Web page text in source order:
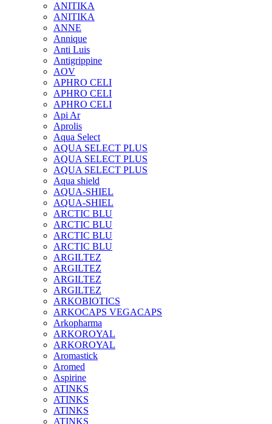
ANITIKA
ANITIKA
ANNE
Annique
Anti Luis
Antigrippine
AOV
APHRO CELI
APHRO CELI
APHRO CELI
Api Ar
Aprolis
Aqua Select
AQUA SELECT PLUS
AQUA SELECT PLUS
AQUA SELECT PLUS
Aqua shield
AQUA-SHIEL
AQUA-SHIEL
ARCTIC BLU
ARCTIC BLU
ARCTIC BLU
ARCTIC BLU
ARGILTEZ
ARGILTEZ
ARGILTEZ
ARGILTEZ
ARKOBIOTICS
ARKOCAPS VEGACAPS
Arkopharma
ARKOROYAL
ARKOROYAL
Aromastick
Aromed
Aspirine
ATINKS
ATINKS
ATINKS
ATINKS